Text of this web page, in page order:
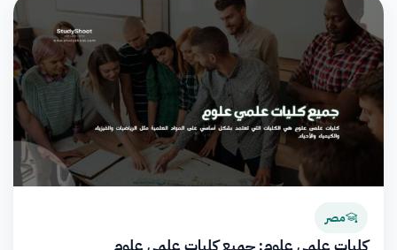
مصر
كليات علمي علوم: جميع كليات علمي علوم